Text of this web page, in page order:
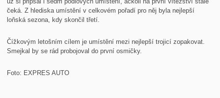
čeká. Z hlediska umístění v celkovém pořadí pro něj byla nejlepší
loňská sezona, kdy skončil třetí.
Čížkovým letošním cílem je umístění mezi nejlepší trojicí zopakovat.
Smejkal by se rád probojoval do první osmičky.
Foto: EXPRES AUTO